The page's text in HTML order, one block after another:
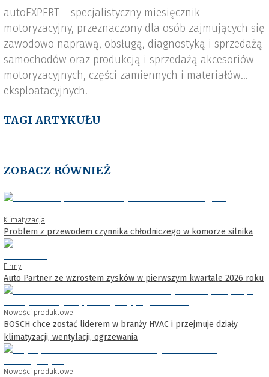
autoEXPERT – specjalistyczny miesięcznik
motoryzacyjny, przeznaczony dla osób zajmujących się
zawodowo naprawą, obsługą, diagnostyką i sprzedażą
samochodów oraz produkcją i sprzedażą akcesoriów
motoryzacyjnych, części zamiennych i materiałów
eksploatacyjnych.
TAGI ARTYKUŁU
ZOBACZ RÓWNIEŻ
Klimatyzacja
Problem z przewodem czynnika chłodniczego w komorze silnika
Firmy
Auto Partner ze wzrostem zysków w pierwszym kwartale 2026 roku
Nowości produktowe
BOSCH chce zostać liderem w branży HVAC i przejmuje działy
klimatyzacji, wentylacji, ogrzewania
Nowości produktowe